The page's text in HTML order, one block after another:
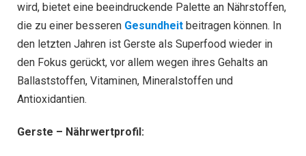
wird, bietet eine beeindruckende Palette an Nährstoffen,
die zu einer besseren Gesundheit beitragen können. In
den letzten Jahren ist Gerste als Superfood wieder in
den Fokus gerückt, vor allem wegen ihres Gehalts an
Ballaststoffen, Vitaminen, Mineralstoffen und
Antioxidantien.
Gerste – Nährwertprofil: